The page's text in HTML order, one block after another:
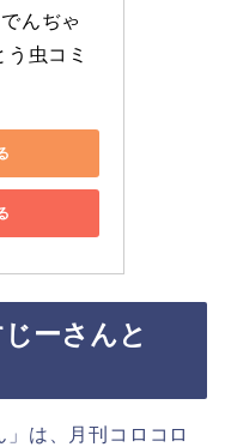
んぢゃ
虫コミ
ーさんと
」は、月刊コロコロ